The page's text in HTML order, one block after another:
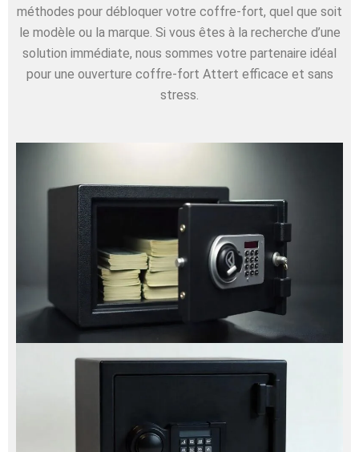
méthodes pour débloquer votre coffre-fort, quel que soit
le modèle ou la marque. Si vous êtes à la recherche d’une
solution immédiate, nous sommes votre partenaire idéal
pour une ouverture coffre-fort Attert efficace et sans
stress.